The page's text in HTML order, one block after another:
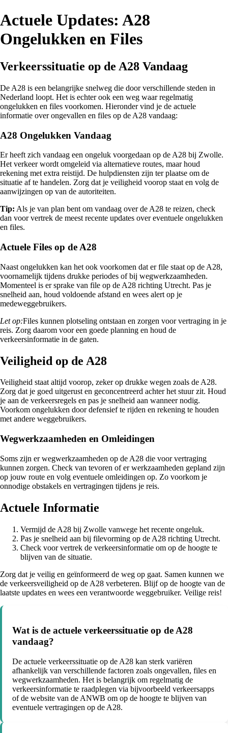
Actuele Updates: A28
Ongelukken en Files
Verkeerssituatie op de A28 Vandaag
De A28 is een belangrijke snelweg die door verschillende steden in
Nederland loopt. Het is echter ook een weg waar regelmatig
ongelukken en files voorkomen. Hieronder vind je de actuele
informatie over ongevallen en files op de A28 vandaag:
A28 Ongelukken Vandaag
Er heeft zich vandaag een ongeluk voorgedaan op de A28 bij Zwolle.
Het verkeer wordt omgeleid via alternatieve routes, maar houd
rekening met extra reistijd. De hulpdiensten zijn ter plaatse om de
situatie af te handelen. Zorg dat je veiligheid voorop staat en volg de
aanwijzingen op van de autoriteiten.
Tip: Als je van plan bent om vandaag over de A28 te reizen, check
dan voor vertrek de meest recente updates over eventuele ongelukken
en files.
Actuele Files op de A28
Naast ongelukken kan het ook voorkomen dat er file staat op de A28,
voornamelijk tijdens drukke periodes of bij wegwerkzaamheden.
Momenteel is er sprake van file op de A28 richting Utrecht. Pas je
snelheid aan, houd voldoende afstand en wees alert op je
medeweggebruikers.
Let op:Files kunnen plotseling ontstaan en zorgen voor vertraging in je
reis. Zorg daarom voor een goede planning en houd de
verkeersinformatie in de gaten.
Veiligheid op de A28
Veiligheid staat altijd voorop, zeker op drukke wegen zoals de A28.
Zorg dat je goed uitgerust en geconcentreerd achter het stuur zit. Houd
je aan de verkeersregels en pas je snelheid aan wanneer nodig.
Voorkom ongelukken door defensief te rijden en rekening te houden
met andere weggebruikers.
Wegwerkzaamheden en Omleidingen
Soms zijn er wegwerkzaamheden op de A28 die voor vertraging
kunnen zorgen. Check van tevoren of er werkzaamheden gepland zijn
op jouw route en volg eventuele omleidingen op. Zo voorkom je
onnodige obstakels en vertragingen tijdens je reis.
Actuele Informatie
Vermijd de A28 bij Zwolle vanwege het recente ongeluk.
Pas je snelheid aan bij filevorming op de A28 richting Utrecht.
Check voor vertrek de verkeersinformatie om op de hoogte te
blijven van de situatie.
Zorg dat je veilig en geïnformeerd de weg op gaat. Samen kunnen we
de verkeersveiligheid op de A28 verbeteren. Blijf op de hoogte van de
laatste updates en wees een verantwoorde weggebruiker. Veilige reis!
Wat is de actuele verkeerssituatie op de A28
vandaag?
De actuele verkeerssituatie op de A28 kan sterk variëren
afhankelijk van verschillende factoren zoals ongevallen, files en
wegwerkzaamheden. Het is belangrijk om regelmatig de
verkeersinformatie te raadplegen via bijvoorbeeld verkeersapps
of de website van de ANWB om op de hoogte te blijven van
eventuele vertragingen op de A28.